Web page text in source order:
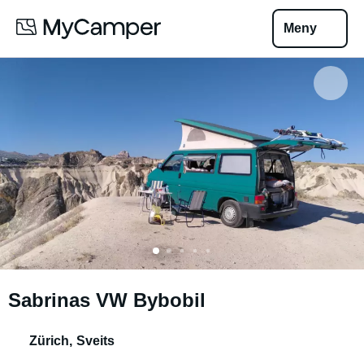
Meny
Sabrinas VW Bybobil
Zürich, Sveits